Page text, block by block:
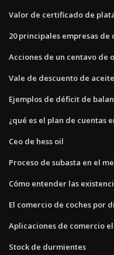
Valor de certificado de
20 principales empresas
Acciones de un centavo de
Vale de descuento de
Ejemplos de déficit de
¿qué es el plan de cuentas
Ceo de hess oil
Proceso de subasta en el
Cómo entender las
El comercio de coches por
Aplicaciones de comercio
Stock de durmientes